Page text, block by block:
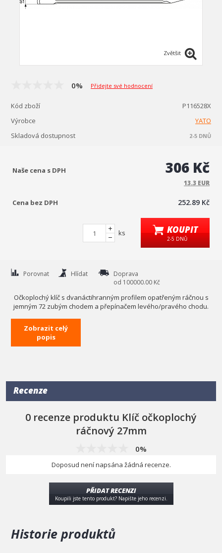
Zvětšit
0% Přidejte své hodnocení
Kód zboží
P116528X
Výrobce
YATO
Skladová dostupnost
2-5 DNŮ
Naše cena s DPH 306 Kč
13.3 EUR
Cena bez DPH 252.89 Kč
ks KOUPIT
2-5 DNŮ
Porovnat Hlídat
Doprava
od 100000.00 Kč
Očkoplochý klíč s dvanáctihranným profilem opatřeným ráčnou s
jemným 72 zubým chodem a přepínačem levého/pravého chodu.
Klíč je zhotoven z kvalitní oceli CrV. Povrchová úprava leštění do
Technická data
Zobrazit celý
popis
Recenze
0 recenze produktu Klíč očkoplochý
ráčnový 27mm
0%
Doposud není napsána žádná recenze.
PŘIDAT RECENZI
Koupili jste tento produkt? Napište jeho recenzi.
Historie produktů